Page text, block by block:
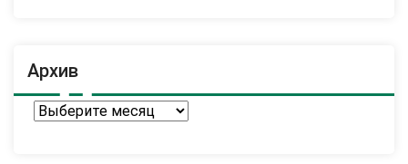
Архив
Архив